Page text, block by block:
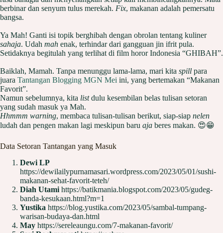
berbinar dan senyum tulus merekah. Fix, makanan adalah pemersatu
bangsa.
Ya Mah! Ganti isi topik berghibah dengan obrolan tentang kuliner
sahaja. Udah mah enak, terhindar dari gangguan jin ifrit pula.
Setidaknya begitulah yang terlihat di film horor Indonesia “GHIBAH”.
Baiklah, Mamah. Tanpa menunggu lama-lama, mari kita spill para
juara Tantangan Blogging MGN Mei ini, yang bertemakan “Makanan
Favorit”.
Namun sebelumnya, kita listdulu kesembilan belas tulisan setoran
yang sudah masuk ya Mah.
Hhmmm warning, membaca tulisan-tulisan berikut, siap-siap nelen
ludah dan pengen makan lagi meskipun baru aja beres makan. 😍😁
Data Setoran Tantangan yang Masuk
Dewi LP
https://dewilailypurnamasari.wordpress.com/2023/05/01/sushi-
makanan-sehat-favorit-teteh/
Diah Utami https://batikmania.blogspot.com/2023/05/gudeg-
banda-kesukaan.html?m=1
Yustika https://blog.yustika.com/2023/05/sambal-tumpang-
warisan-budaya-dan.html
May https://sereleaungu.com/7-makanan-favorit/